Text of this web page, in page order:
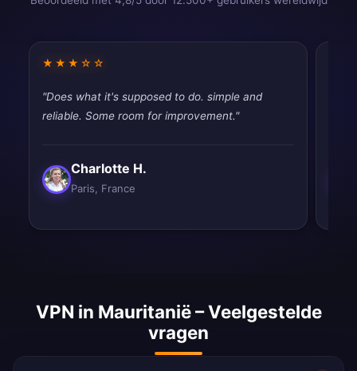
★★★☆☆
"Does what it's supposed to do. simple and
reliable. Some room for improvement."
Charlotte H.
Paris, France
VPN in Mauritanië – Veelgestelde
vragen